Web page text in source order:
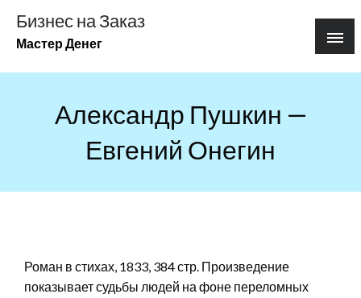
содержимому
Бизнес на Заказ
Мастер Денег
Александр Пушкин —
Евгений Онегин
Роман в стихах, 1833, 384 стр. Произведение
показывает судьбы людей на фоне переломных